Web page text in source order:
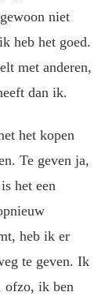
niet
heb het goed.
met anderen,
dan ik.
het kopen
Te geven ja,
het een
heb ik er
te geven. Ik
ofzo, ik ben